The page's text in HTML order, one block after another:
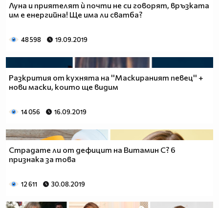
Луна и приятелят ѝ почти не си говорят, връзката
им е енергийна! Ще има ли сватба?
48 598 19.09.2019
Разкрития от кухнята на ''Маскираният певец'' +
нови маски, които ще видим
14 056 16.09.2019
Страдате ли от дефицит на Витамин C? 6
признака за това
12 611 30.08.2019